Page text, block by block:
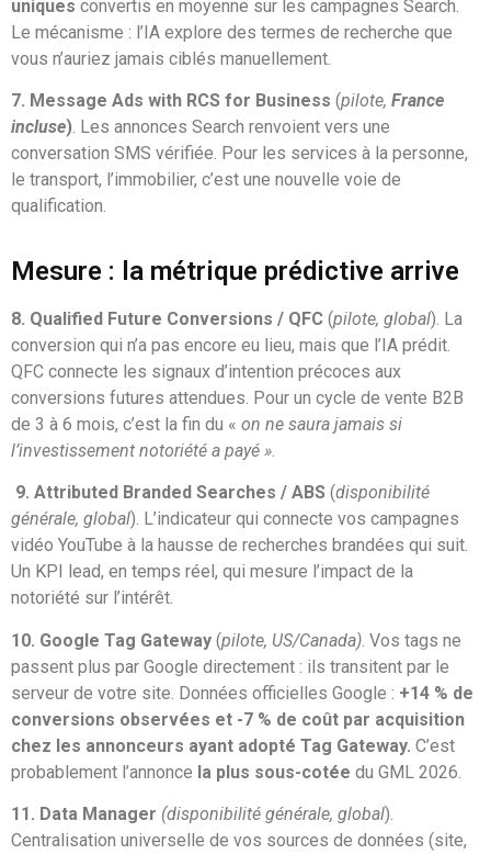
uniques convertis en moyenne sur les campagnes Search.
Le mécanisme : l’IA explore des termes de recherche que
vous n’auriez jamais ciblés manuellement.
7. Message Ads with RCS for Business (pilote, France
incluse). Les annonces Search renvoient vers une
conversation SMS vérifiée. Pour les services à la personne,
le transport, l’immobilier, c’est une nouvelle voie de
qualification.
Mesure : la métrique prédictive arrive
8. Qualified Future Conversions / QFC (pilote, global). La
conversion qui n’a pas encore eu lieu, mais que l’IA prédit.
QFC connecte les signaux d’intention précoces aux
conversions futures attendues. Pour un cycle de vente B2B
de 3 à 6 mois, c’est la fin du « on ne saura jamais si
l’investissement notoriété a payé »
9. Attributed Branded Searches / ABS (disponibilité
générale, global). L’indicateur qui connecte vos campagnes
vidéo YouTube à la hausse de recherches brandées qui suit.
Un KPI lead, en temps réel, qui mesure l’impact de la
notoriété sur l’intérêt.
10. Google Tag Gateway (pilote, US/Canada) . Vos tags ne
passent plus par Google directement : ils transitent par le
serveur de votre site. Données officielles Google : +14 % de
conversions observées et -7 % de coût par acquisition
chez les annonceurs ayant adopté Tag Gateway. C’est
probablement l’annonce la plus sous-cotée du GML 2026.
11. Data Manager (disponibilité générale, global).
Centralisation universelle de vos sources de données (site,